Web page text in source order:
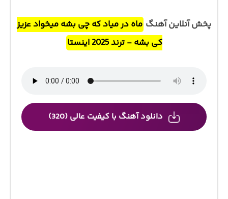
پخش آنلاین آهنگ ماه در میاد که چی بشه میخواد عزیز
کی بشه - ترند 2025 اینستا
دانلود آهنگ با کیفیت عالی (320)